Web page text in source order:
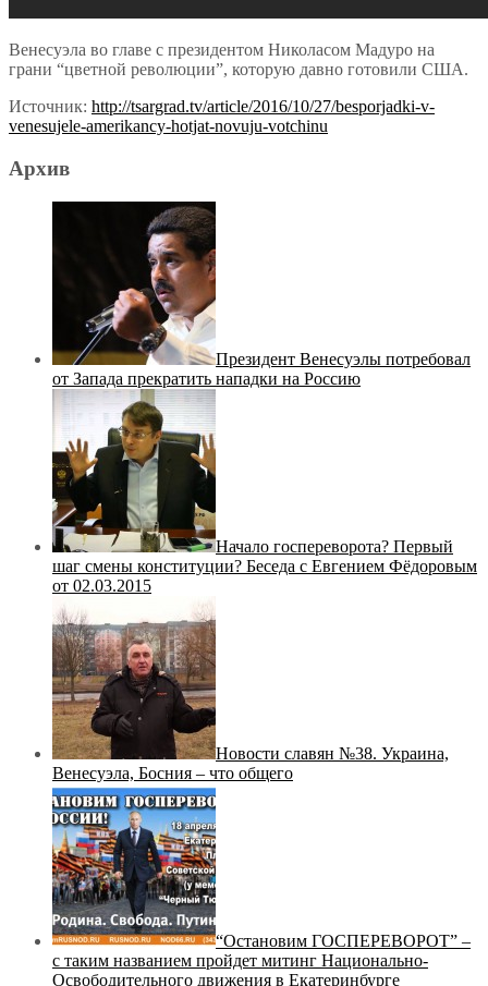
Венесуэла во главе с президентом Николасом Мадуро на
грани “цветной революции”, которую давно готовили США.
Источник: http://tsargrad.tv/article/2016/10/27/besporjadki-v-
venesujele-amerikancy-hotjat-novuju-votchinu
Архив
Президент Венесуэлы потребовал
от Запада прекратить нападки на Россию
Начало госпереворота? Первый
шаг смены конституции? Беседа с Евгением Фёдоровым
от 02.03.2015
Новости славян №38. Украина,
Венесуэла, Босния – что общего
“Остановим ГОСПЕРЕВОРОТ” –
с таким названием пройдет митинг Национально-
Освободительного движения в Екатеринбурге